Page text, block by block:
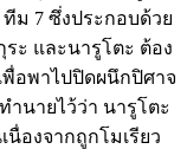
ทีม 7 ซึ่งประกอบด้วย
ะ และนารูโตะ ต้อง
อพาไปปิดผนึกปิศาจ
นายไว้ว่า นารูโตะ
องจากถูกโมเรียว